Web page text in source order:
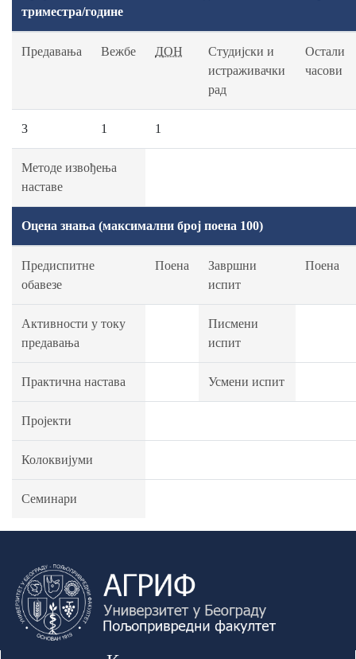
триместра/године
Предавања Вежбе ДОН
Студијски и
истраживачки
рад
Остали
часови
3 1 1
Методе извођења
наставе
Оцена знања (максимални број поена 100)
Предиспитне
обавезе
Поена
Завршни
испит
Поена
Активности у току
предавања
Писмени
испит
Практична настава Усмени испит
Пројекти
Колоквијуми
Семинари